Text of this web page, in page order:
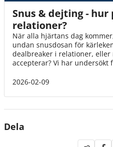
Snus & dejting -
relationer?
När alla hjärtans dag
undan snusdosan för
dealbreaker i relationer, eller
accepterar? Vi har undersökt
2026-02-09
Dela